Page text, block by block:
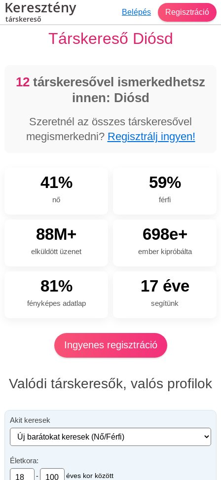
Keresztény
társkereső
Belépés Regisztráció
Társkereső Diósd
12 társkeresővel ismerkedhetsz
innen: Diósd
Szeretnél az összes társkeresővel
megismerkedni? Regisztrálj ingyen!
41%
nő
59%
férfi
88M+
elküldött üzenet
698e+
ember kipróbálta
81%
fényképes adatlap
17 éve
segítünk
Ingyenes regisztráció
Valódi társkeresők, valós profilok
Akit keresek
Életkora:
- éves kor között